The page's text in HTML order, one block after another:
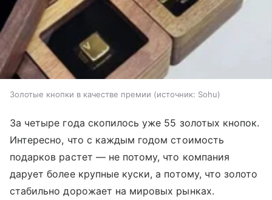
Золотые кнопки в качестве премии источник: Sohu
За четыре года скопилось уже 55 золотых кнопок.
Интересно, что с каждым годом стоимость
подарков растет — не потому, что компания
дарует более крупные куски, а потому, что золото
стабильно дорожает на мировых рынках.